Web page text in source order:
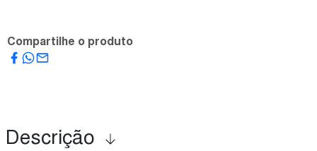
Compartilhe o produto
Descrição